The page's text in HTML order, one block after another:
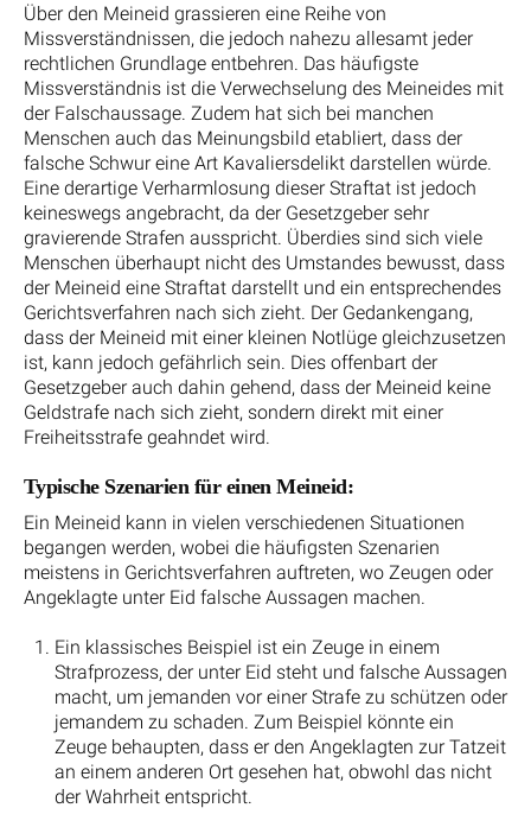
Über den Meineid grassieren eine Reihe von
Missverständnissen, die jedoch nahezu allesamt jeder
rechtlichen Grundlage entbehren. Das häufigste
Missverständnis ist die Verwechselung des Meineides mit
der Falschaussage. Zudem hat sich bei manchen
Menschen auch das Meinungsbild etabliert, dass der
falsche Schwur eine Art Kavaliersdelikt darstellen würde.
Eine derartige Verharmlosung dieser Straftat ist jedoch
keineswegs angebracht, da der Gesetzgeber sehr
gravierende Strafen ausspricht. Überdies sind sich viele
Menschen überhaupt nicht des Umstandes bewusst, dass
der Meineid eine Straftat darstellt und ein entsprechendes
Gerichtsverfahren nach sich zieht. Der Gedankengang,
dass der Meineid mit einer kleinen Notlüge gleichzusetzen
ist, kann jedoch gefährlich sein. Dies offenbart der
Gesetzgeber auch dahin gehend, dass der Meineid keine
Geldstrafe nach sich zieht, sondern direkt mit einer
Freiheitsstrafe geahndet wird.
Typische Szenarien für einen Meineid:
Ein Meineid kann in vielen verschiedenen Situationen
begangen werden, wobei die häufigsten Szenarien
meistens in Gerichtsverfahren auftreten, wo Zeugen oder
Angeklagte unter Eid falsche Aussagen machen.
Ein klassisches Beispiel ist ein Zeuge in einem
Strafprozess, der unter Eid steht und falsche Aussagen
macht, um jemanden vor einer Strafe zu schützen oder
jemandem zu schaden. Zum Beispiel könnte ein
Zeuge behaupten, dass er den Angeklagten zur Tatzeit
an einem anderen Ort gesehen hat, obwohl das nicht
der Wahrheit entspricht.